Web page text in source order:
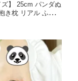
】 25cm パンダぬ
き枕 リアル ふわふ
癒し系 プレゼン
い